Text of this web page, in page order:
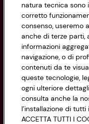
Privacy Policy
Cookie Policy
Impostazioni Cookie
Accessibilità
CONAD SOCIETÀ
Via Michelino, 59 |
Codice Fiscale e
di Bologna
PARTITA IVA
natura tecnica
corretto
consenso, useremo
anche di terze parti,
informazioni
navigazione, o di
contenuti da te
queste tecnologie,
ogni ulteriore
consulta anche la
l’installazione di
ACCETTA TUTTI I